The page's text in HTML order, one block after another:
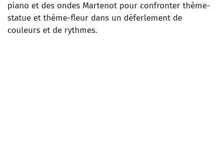
piano et des ondes Martenot pour confronter thème-
statue et thème-fleur dans un déferlement de
couleurs et de rythmes.